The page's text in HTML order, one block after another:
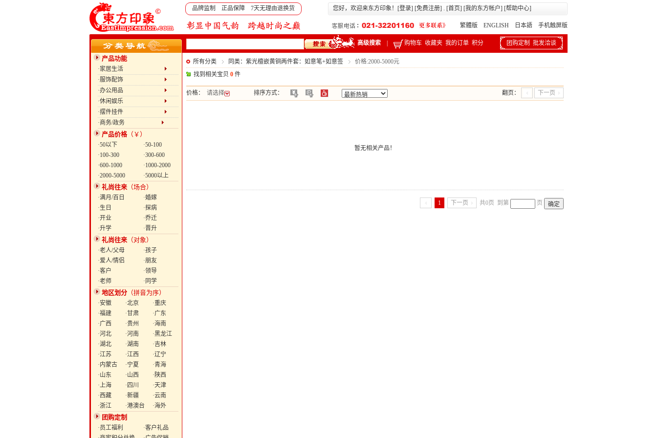
品牌监制 正品保障 7天无理由退换货 您好，欢迎来东方印象！[登录] [免费注册] . [首页] [我的东方帐户] [帮助中心]
繁體版 ENGLISH 日本語 手机触屏版
高级搜索 购物车 收藏夹 我的订单 积分 团购定制 批发洽谈
产品功能
·家居生活
·服饰配饰
·办公用品
·休闲娱乐
·摆件挂件
·商务/政务
产品价格（￥）
·50以下
·50-100
·100-300
·300-600
·600-1000
·1000-2000
·2000-5000
·5000以上
礼尚往来 （场合）
·满月/百日
·婚嫁
·生日
·探病
·开业
·乔迁
·升学
·晋升
礼尚往来 （对象）
·老人/父母
·孩子
·爱人/情侣
·朋友
·客户
·领导
·老师
·同学
地区划分 （拼音为序）
·安徽 ·北京
·重庆
·福建
·甘肃
·广东
·广西
·贵州
·海南
·河北
·河南
·黑龙江
·湖北
·湖南
·吉林
·江苏
·江西
·辽宁
·内蒙古
·宁夏
·青海
·山东
·山西
·陕西
·上海
·四川
·天津
·西藏
·新疆
·云南
·浙江
·港澳台 ·海外
团购定制
·员工福利
·客户礼品
所有分类 同类：紫光檀嵌黄铜两件套：如意笔+如意签
价格:2000-5000元
找到相关宝贝 0 件
价格： 请选择 排序方式： 翻页： 下一页
暂无相关产品！
1 下一页 共0页 到第 页